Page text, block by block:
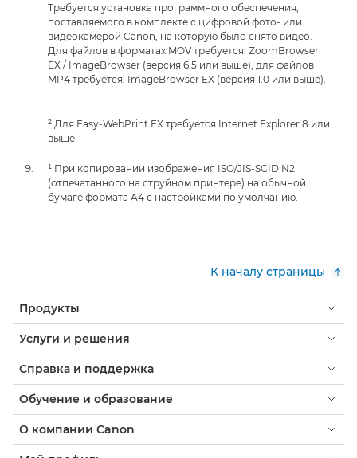
Требуется установка программного обеспечения,
поставляемого в комплекте с цифровой фото- или
видеокамерой Canon, на которую было снято видео.
Для файлов в форматах MOV требуется: ZoomBrowser
EX / ImageBrowser (версия 6.5 или выше), для файлов
MP4 требуется: ImageBrowser EX (версия 1.0 или выше).
² Для Easy-WebPrint EX требуется Internet Explorer 8 или
выше
¹ При копировании изображения ISO/JIS-SCID N2
(отпечатанного на струйном принтере) на обычной
бумаге формата A4 с настройками по умолчанию.
К началу страницы
Продукты
Услуги и решения
Справка и поддержка
Обучение и образование
О компании Canon